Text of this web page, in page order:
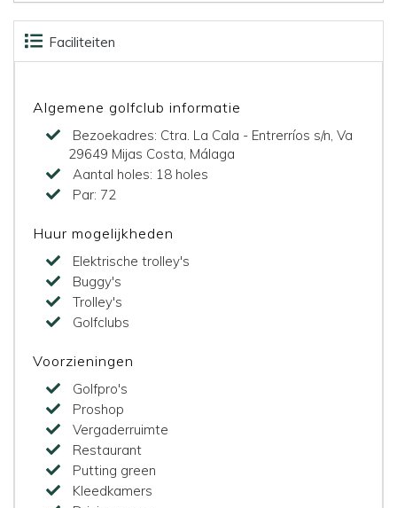
Faciliteiten
Algemene golfclub informatie
Bezoekadres: Ctra. La Cala - Entrerríos s/n, Va
29649 Mijas Costa, Málaga
Aantal holes: 18 holes
Par: 72
Huur mogelijkheden
Elektrische trolley's
Buggy's
Trolley's
Golfclubs
Voorzieningen
Golfpro's
Proshop
Vergaderruimte
Restaurant
Putting green
Kleedkamers